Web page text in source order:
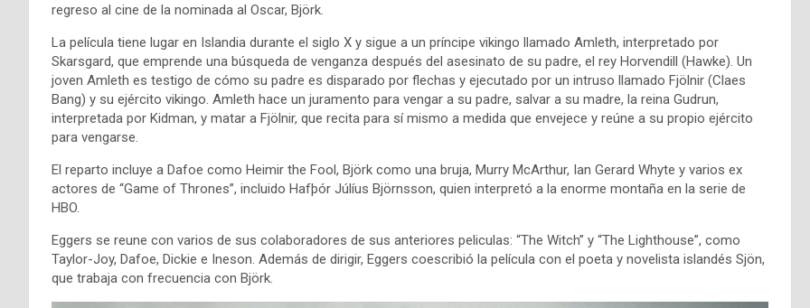
regreso al cine de la nominada al Oscar, Björk.
La película tiene lugar en Islandia durante el siglo X y sigue a un príncipe vikingo llamado Amleth, interpretado por
Skarsgard, que emprende una búsqueda de venganza después del asesinato de su padre, el rey Horvendill (Hawke). Un
joven Amleth es testigo de cómo su padre es disparado por flechas y ejecutado por un intruso llamado Fjölnir (Claes
Bang) y su ejército vikingo. Amleth hace un juramento para vengar a su padre, salvar a su madre, la reina Gudrun,
interpretada por Kidman, y matar a Fjölnir, que recita para sí mismo a medida que envejece y reúne a su propio ejército
para vengarse.
El reparto incluye a Dafoe como Heimir the Fool, Björk como una bruja, Murry McArthur, Ian Gerard Whyte y varios ex
actores de “Game of Thrones”, incluido Hafþór Júlíus Björnsson, quien interpretó a la enorme montaña en la serie de
HBO.
Eggers se reune con varios de sus colaboradores de sus anteriores peliculas: “The Witch” y “The Lighthouse”, como
Taylor-Joy, Dafoe, Dickie e Ineson. Además de dirigir, Eggers coescribió la película con el poeta y novelista islandés Sjön,
que trabaja con frecuencia con Björk.